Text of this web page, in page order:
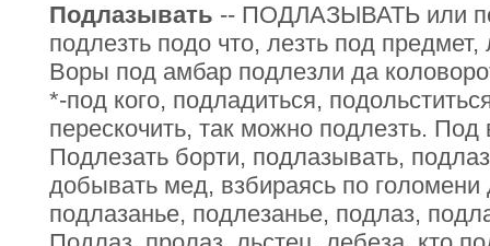
Подлазывать -- ПОДЛАЗЫВАТЬ или
подлезть подо что, лезть под предмет,
Воры под амбар подлезли да
*-под кого, подладиться,
перескочить, так можно подлезть.
Подлезать борти, подлазывать,
добывать мед, взбираясь по
подлазанье, подлезанье, подлаз,